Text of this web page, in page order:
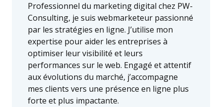
Professionnel du marketing digital chez PW-
Consulting, je suis webmarketeur passionné
par les stratégies en ligne. J’utilise mon
expertise pour aider les entreprises à
optimiser leur visibilité et leurs
performances sur le web. Engagé et attentif
aux évolutions du marché, j’accompagne
mes clients vers une présence en ligne plus
forte et plus impactante.